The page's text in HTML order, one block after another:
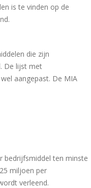
is te vinden op de
die zijn
De lijst met
aangepast. De MIA
bedrijfsmiddel ten minste
miljoen per
verleend.